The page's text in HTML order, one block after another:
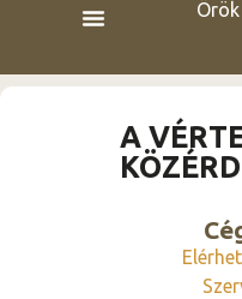
A